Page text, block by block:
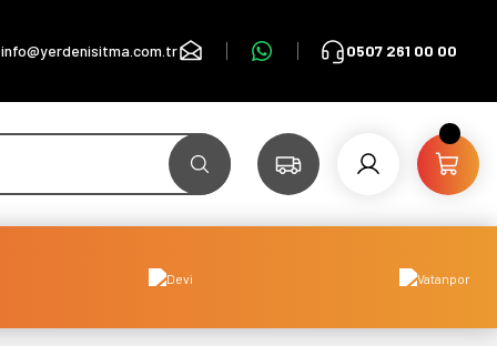
info@yerdenisitma.com.tr 0507 261 00 00